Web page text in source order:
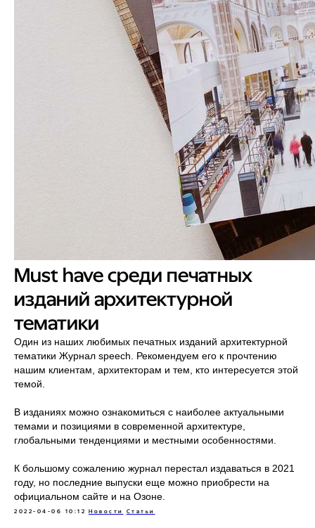
Must have среди печатных
изданий архитектурной
тематики
Один из наших любимых печатных изданий архитектурной
тематики Журнал speech. Рекомендуем его к прочтению
нашим клиентам, архитекторам и тем, кто интересуется этой
темой.
В изданиях можно ознакомиться с наиболее актуальными
темами и позициями в современной архитектуре,
глобальными тенденциями и местными особенностями.
К большому сожалению журнал перестал издаваться в 2021
году, но последние выпуски еще можно приобрести на
официальном сайте и на Озоне.
2022-04-06 10:12 Новости Статьи